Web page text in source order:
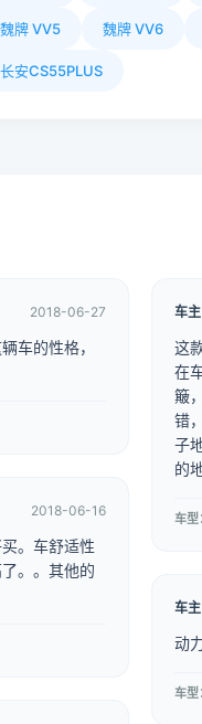
魏牌 VV5 魏牌 VV6
长安CS55PLUS
2018-06-27
车的性格，
2018-06-16
。车舒适性
。。其他的
车
这
在
簸
错
子
的
车
车
动
车